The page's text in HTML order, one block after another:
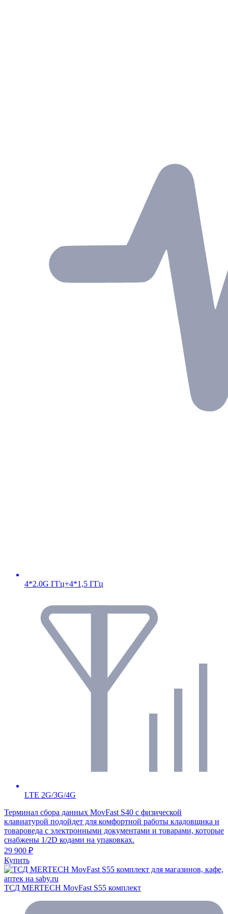
4*2.0G ГГц+4*1,5 ГГц
LTE 2G/3G/4G
Терминал сбора данных MovFast S40 с физической
клавиатурой подойдет для комфортной работы кладовщика и
товароведа с электронными документами и товарами, которые
снабжены 1/2D кодами на упаковках.
29 900 ₽
Купить
ТСД MERTECH MovFast S55 комплект